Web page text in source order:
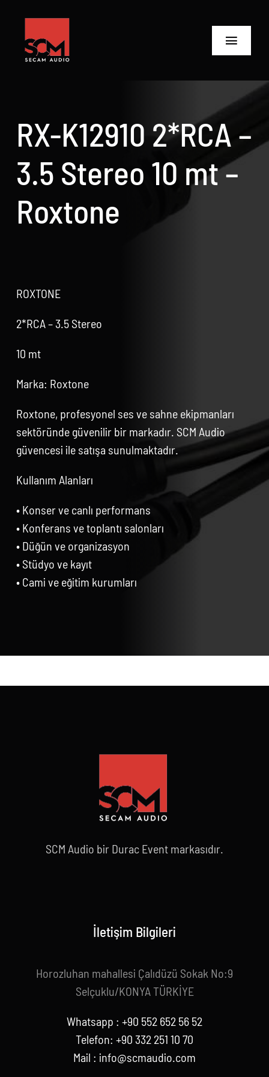
content
Toggle
Biz Kimiz
Neler Yaptık
Neler Yapıyoruz?
RX-K12910 2*RCA –
3.5 Stereo 10 mt –
Roxtone
ROXTONE
2*RCA – 3.5 Stereo
10 mt
Marka: Roxtone
Roxtone, profesyonel ses ve sahne ekipmanları
sektöründe güvenilir bir markadır. SCM Audio
güvencesi ile satışa sunulmaktadır.
Kullanım Alanları
• Konser ve canlı performans
• Konferans ve toplantı salonları
• Düğün ve organizasyon
• Stüdyo ve kayıt
• Cami ve eğitim kurumları
SCM Audio bir Durac Event markasıdır.
İletişim Bilgileri
Horozluhan mahallesi Çalıdüzü Sokak No:9
Selçuklu/KONYA TÜRKİYE
Whatsapp : +90 552 652 56 52
Telefon: +90 332 251 10 70
Mail : info@scmaudio.com